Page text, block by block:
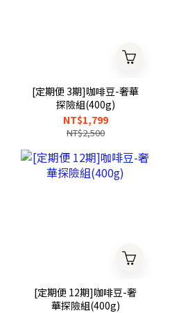
[定期便 3期]咖啡豆-奢華
探險組(400g)
NT$1,799
NT$2,500
[定期便 12期]咖啡豆-奢
華探險組(400g)